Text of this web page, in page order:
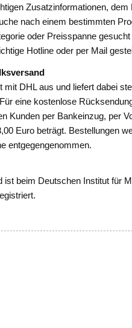
Zusatzinformationen,
nach einem bestimmten
oder Preisspanne
Hotline oder per Mail
DHL aus und liefert dabei
eine kostenlose
Kunden per Bankeinzug, per
Euro beträgt. Bestellungen
entgegengenommen.
beim Deutschen Institut für